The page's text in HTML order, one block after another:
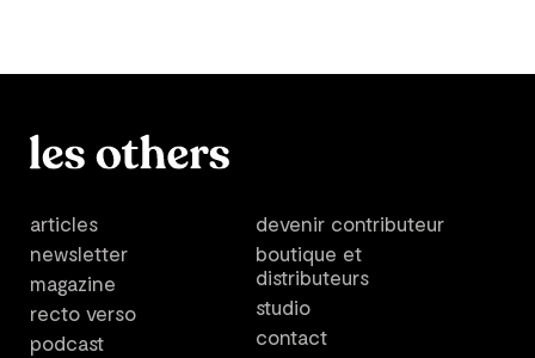
articles
newsletter
magazine
recto verso
podcast
devenir contributeur
boutique et
distributeurs
studio
contact